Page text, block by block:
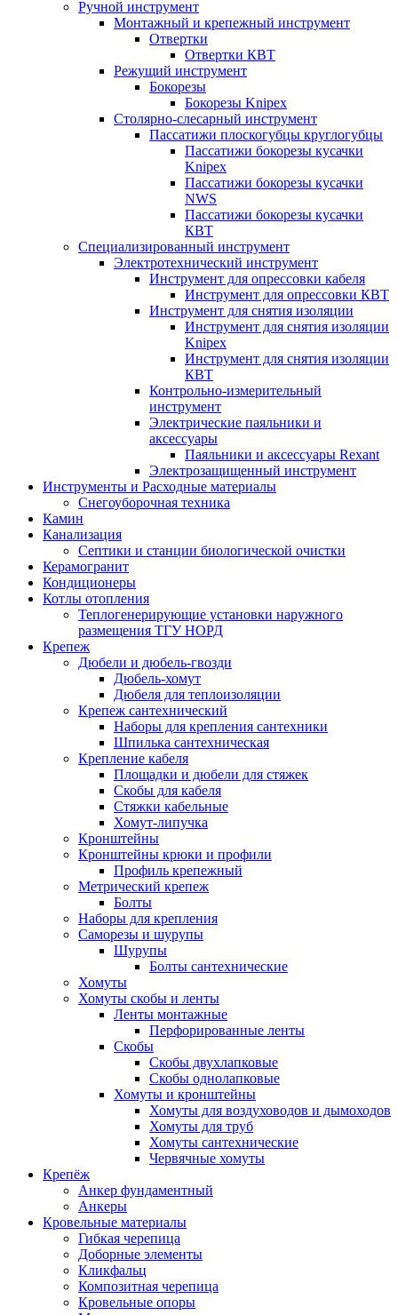
Ручной инструмент
Монтажный и крепежный инструмент
Отвертки
Отвертки КВТ
Режущий инструмент
Бокорезы
Бокорезы Knipex
Столярно-слесарный инструмент
Пассатижи плоскогубцы круглогубцы
Пассатижи бокорезы кусачки
Knipex
Пассатижи бокорезы кусачки
NWS
Пассатижи бокорезы кусачки
КВТ
Специализированный инструмент
Электротехнический инструмент
Инструмент для опрессовки кабеля
Инструмент для опрессовки КВТ
Инструмент для снятия изоляции
Инструмент для снятия изоляции
Knipex
Инструмент для снятия изоляции
КВТ
Контрольно-измерительный
инструмент
Электрические паяльники и
аксессуары
Паяльники и аксессуары Rexant
Электрозащищенный инструмент
Инструменты и Расходные материалы
Снегоуборочная техника
Камин
Канализация
Септики и станции биологической очистки
Керамогранит
Кондиционеры
Котлы отопления
Теплогенерирующие установки наружного
размещения ТГУ НОРД
Крепеж
Дюбели и дюбель-гвозди
Дюбель-хомут
Дюбеля для теплоизоляции
Крепеж сантехнический
Наборы для крепления сантехники
Шпилька сантехническая
Крепление кабеля
Площадки и дюбели для стяжек
Скобы для кабеля
Стяжки кабельные
Хомут-липучка
Кронштейны
Кронштейны крюки и профили
Профиль крепежный
Метрический крепеж
Болты
Наборы для крепления
Саморезы и шурупы
Шурупы
Болты сантехнические
Хомуты
Хомуты скобы и ленты
Ленты монтажные
Перфорированные ленты
Скобы
Скобы двухлапковые
Скобы однолапковые
Хомуты и кронштейны
Хомуты для воздуховодов и дымоходов
Хомуты для труб
Хомуты сантехнические
Червячные хомуты
Крепёж
Анкер фундаментный
Анкеры
Кровельные материалы
Гибкая черепица
Доборные элементы
Кликфальц
Композитная черепица
Кровельные опоры